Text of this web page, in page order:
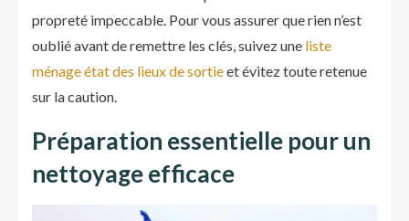
propreté impeccable. Pour vous assurer que rien n’est
oublié avant de remettre les clés, suivez une liste
ménage état des lieux de sortieet évitez toute retenue
sur la caution.
Préparation essentielle pour un
nettoyage efficace